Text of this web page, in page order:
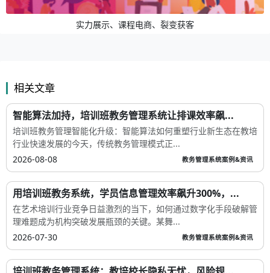
实力展示、课程电商、裂变获客
相关文章
智能算法加持，培训班教务管理系统让排课效率飙...
培训班教务管理智能化升级：智能算法如何重塑行业新生态在教培
行业快速发展的今天，传统教务管理模式正...
2026-08-08
教务管理系统案例&资讯
用培训班教务系统，学员信息管理效率飙升300%，...
在艺术培训行业竞争日益激烈的当下，如何通过数字化手段破解管
理难题成为机构突破发展瓶颈的关键。某舞...
2026-07-30
教务管理系统案例&资讯